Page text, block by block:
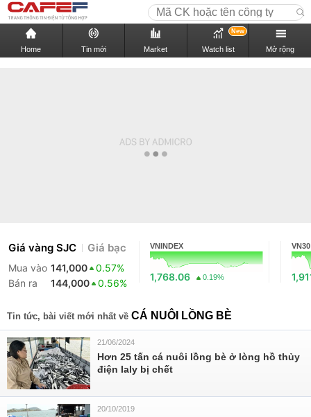
Home Tin mới Market Watch list
New
Mở rộng
Giá vàng SJC Giá bạc
Mua vào 141,000
0.57%
Bán ra
144,000 0.56%
VNINDEX
1,768.06 0.19%
VN30
Tin tức, bài viết mới nhất về CÁ NUÔI LỒNG BÈ
21/06/2024
Hơn 25 tấn cá nuôi lồng bè ở lòng hồ thủy
điện Ialy bị chết
20/10/2019